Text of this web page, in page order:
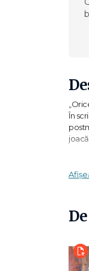
În
„El
De